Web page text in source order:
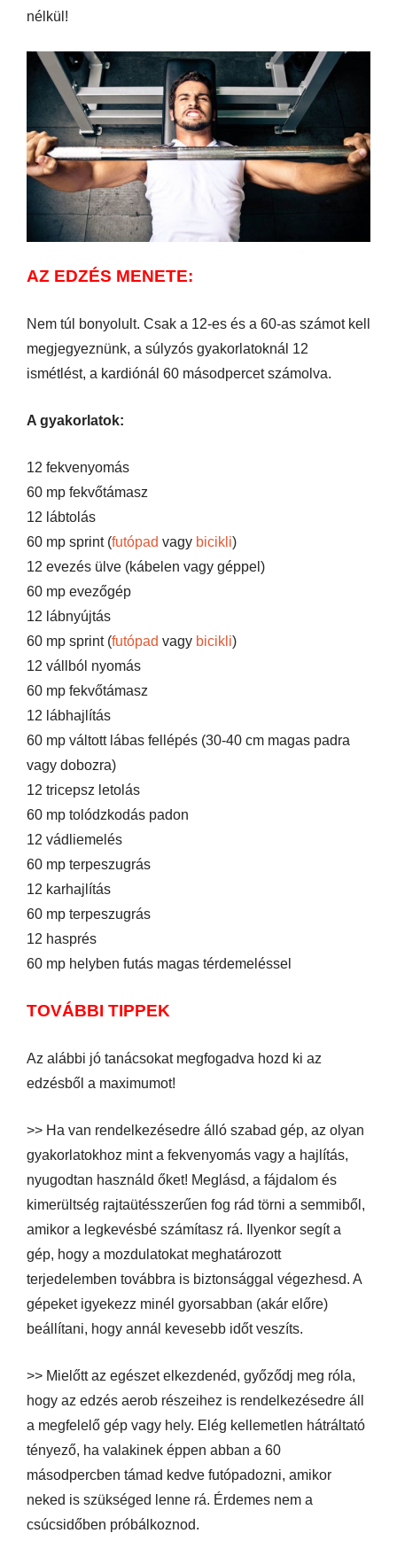
nélkül!
AZ EDZÉS MENETE:
Nem túl bonyolult. Csak a 12-es és a 60-as számot kell
megjegyeznünk, a súlyzós gyakorlatoknál 12
ismétlést, a kardiónál 60 másodpercet számolva.
A gyakorlatok:
12 fekvenyomás
60 mp fekvőtámasz
12 lábtolás
60 mp sprint (futópad vagy bicikli)
12 evezés ülve (kábelen vagy géppel)
60 mp evezőgép
12 lábnyújtás
60 mp sprint (futópad vagy bicikli)
12 vállból nyomás
60 mp fekvőtámasz
12 lábhajlítás
60 mp váltott lábas fellépés (30-40 cm magas padra
vagy dobozra)
12 tricepsz letolás
60 mp tolódzkodás padon
12 vádliemelés
60 mp terpeszugrás
12 karhajlítás
60 mp terpeszugrás
12 hasprés
60 mp helyben futás magas térdemeléssel
TOVÁBBI TIPPEK
Az alábbi jó tanácsokat megfogadva hozd ki az
edzésből a maximumot!
>> Ha van rendelkezésedre álló szabad gép, az olyan
gyakorlatokhoz mint a fekvenyomás vagy a hajlítás,
nyugodtan használd őket! Meglásd, a fájdalom és
kimerültség rajtaütésszerűen fog rád törni a semmiből,
amikor a legkevésbé számítasz rá. Ilyenkor segít a
gép, hogy a mozdulatokat meghatározott
terjedelemben továbbra is biztonsággal végezhesd. A
gépeket igyekezz minél gyorsabban (akár előre)
beállítani, hogy annál kevesebb időt veszíts.
>> Mielőtt az egészet elkezdenéd, győződj meg róla,
hogy az edzés aerob részeihez is rendelkezésedre áll
a megfelelő gép vagy hely. Elég kellemetlen hátráltató
tényező, ha valakinek éppen abban a 60
másodpercben támad kedve futópadozni, amikor
neked is szükséged lenne rá. Érdemes nem a
csúcsidőben próbálkoznod.